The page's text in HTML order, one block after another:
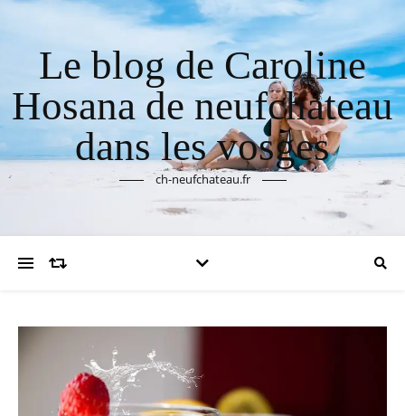
Le blog de Caroline
Hosana de neufchateau
dans les vosges
ch-neufchateau.fr